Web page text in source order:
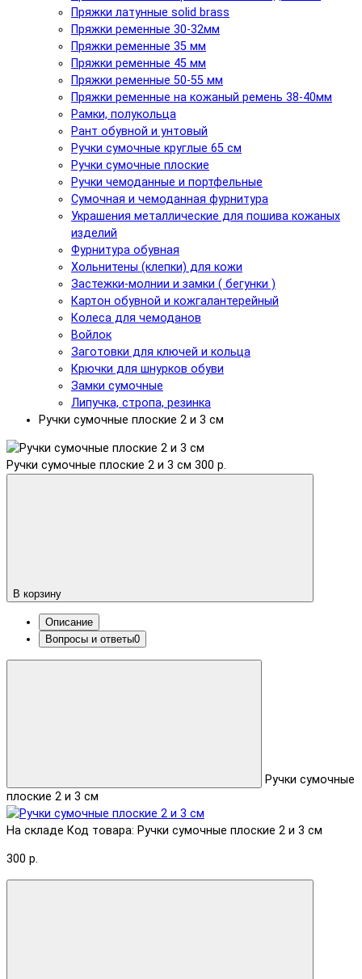
Пряжки латунные solid brass
Пряжки ременные 30-32мм
Пряжки ременные 35 мм
Пряжки ременные 45 мм
Пряжки ременные 50-55 мм
Пряжки ременные на кожаный ремень 38-40мм
Рамки, полукольца
Рант обувной и унтовый
Ручки сумочные круглые 65 см
Ручки сумочные плоские
Ручки чемоданные и портфельные
Сумочная и чемоданная фурнитура
Украшения металлические для пошива кожаных
изделий
Фурнитура обувная
Хольнитены (клепки) для кожи
Застежки-молнии и замки ( бегунки )
Картон обувной и кожгалантерейный
Колеса для чемоданов
Войлок
Заготовки для ключей и кольца
Крючки для шнурков обуви
Замки сумочные
Липучка, стропа, резинка
Ручки сумочные плоские 2 и 3 см
Ручки сумочные плоские 2 и 3 см 300 р.
В корзину
Описание
Вопросы и ответы0
Ручки сумочные
плоские 2 и 3 см
На складе Код товара: Ручки сумочные плоские 2 и 3 см
300 р.